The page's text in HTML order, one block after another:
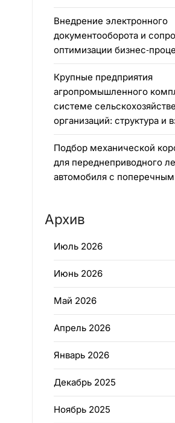
Внедрение электронного
документооборота и
оптимизации
Крупные предприятия
агропромышленного
системе
организаций: структура и
Подбор механической
для переднеприводного
автомобиля с
Архив
Июль 2026
Июнь 2026
Май 2026
Апрель 2026
Январь 2026
Декабрь 2025
Ноябрь 2025